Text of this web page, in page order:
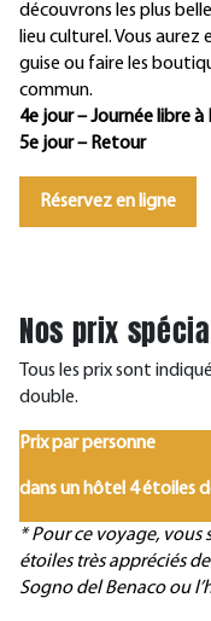
découvrons les plus
lieu culturel. Vous
guise ou faire les
commun.
4e jour – Journée libre à
5e jour – Retour
Réservez en ligne
Nos prix
Tous les prix sont
double.
Prix par personne
dans un hôtel 4 étoiles
* Pour ce voyage, vous
étoiles très appréciés
Sogno del Benaco ou